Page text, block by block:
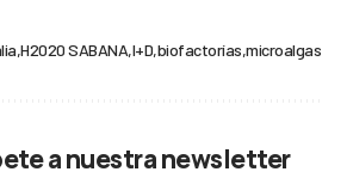
H2020 SABANA I+D biofactorías microalgas
a nuestra newsletter